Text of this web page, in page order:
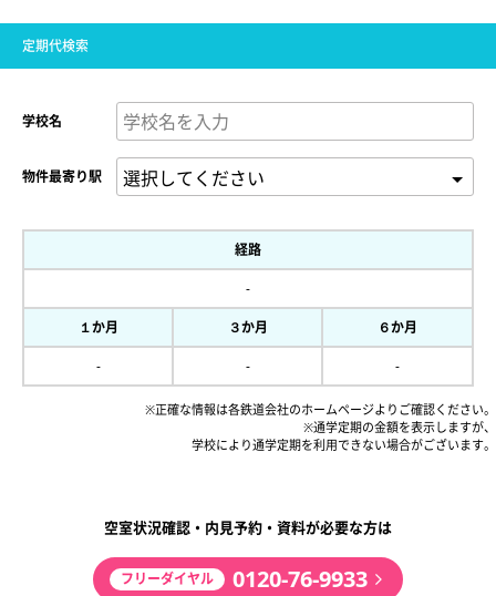
定期代検索
学校名
物件最寄り駅
経路
-
１か月 ３か月 ６か月
- - -
※正確な情報は各鉄道会社のホームページよりご確認ください。
※通学定期の金額を表示しますが、
学校により通学定期を利用できない場合がございます。
空室状況確認・内見予約・資料が必要な方は
フリーダイヤル 0120-76-9933